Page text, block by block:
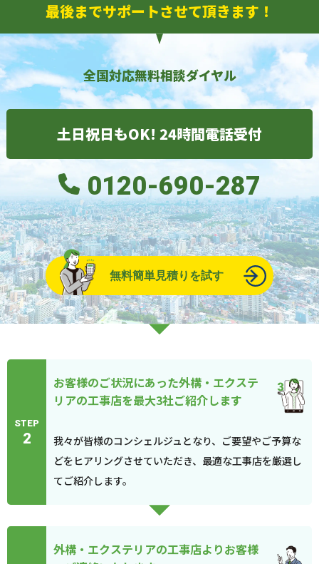
最後までサポートさせて頂きます！
全国対応無料相談ダイヤル
土日祝日もOK! 24時間電話受付
0120-690-287
無料簡単見積りを試す
STEP
2
お客様のご状況にあった外構・エクステ
リアの工事店を最大3社ご紹介します
我々が皆様のコンシェルジュとなり、ご要望やご予算な
どをヒアリングさせていただき、最適な工事店を厳選し
てご紹介します。
外構・エクステリアの工事店よりお客様